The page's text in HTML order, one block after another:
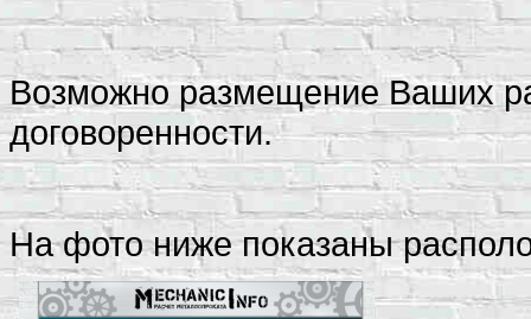
Возможно размещение Ваших
договоренности.
На фото ниже показаны